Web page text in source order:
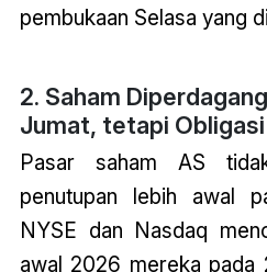
pembukaan Selasa yang
2. Saham
Jumat, tetapi
Pasar saham AS
penutupan lebih awal
NYSE dan Nasdaq
awal 2026 mereka